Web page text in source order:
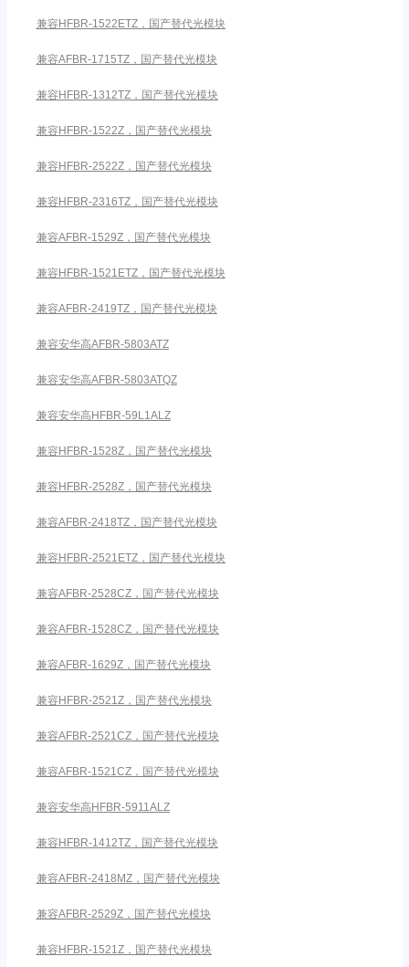
兼容HFBR-1522ETZ，国产替代光模块
兼容AFBR-1715TZ，国产替代光模块
兼容HFBR-1312TZ，国产替代光模块
兼容HFBR-1522Z，国产替代光模块
兼容HFBR-2522Z，国产替代光模块
兼容HFBR-2316TZ，国产替代光模块
兼容AFBR-1529Z，国产替代光模块
兼容HFBR-1521ETZ，国产替代光模块
兼容AFBR-2419TZ，国产替代光模块
兼容安华高AFBR-5803ATZ
兼容安华高AFBR-5803ATQZ
兼容安华高HFBR-59L1ALZ
兼容HFBR-1528Z，国产替代光模块
兼容HFBR-2528Z，国产替代光模块
兼容AFBR-2418TZ，国产替代光模块
兼容HFBR-2521ETZ，国产替代光模块
兼容AFBR-2528CZ，国产替代光模块
兼容AFBR-1528CZ，国产替代光模块
兼容AFBR-1629Z，国产替代光模块
兼容HFBR-2521Z，国产替代光模块
兼容AFBR-2521CZ，国产替代光模块
兼容AFBR-1521CZ，国产替代光模块
兼容安华高HFBR-5911ALZ
兼容HFBR-1412TZ，国产替代光模块
兼容AFBR-2418MZ，国产替代光模块
兼容AFBR-2529Z，国产替代光模块
兼容HFBR-1521Z，国产替代光模块